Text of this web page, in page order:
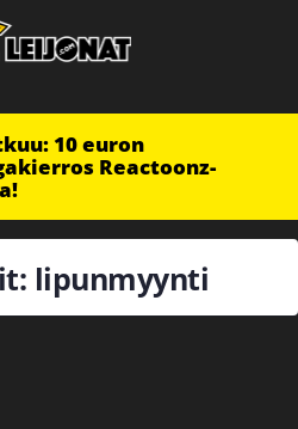
10 euron
Reactoonz-
lipunmyynti